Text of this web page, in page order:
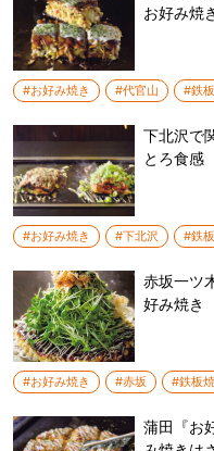
お好み焼
#お好み焼き #代官山 #鉄
下北沢で
とろ食感
#お好み焼き #下北沢 #鉄
赤坂一ツ
好み焼き
#お好み焼き #赤坂 #鉄板
蒲田『お